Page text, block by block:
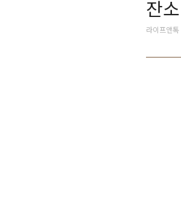
잔
라이프앤톡